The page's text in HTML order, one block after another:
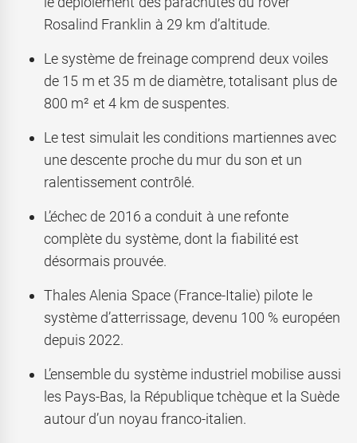
Rosalind Franklin à 29 km d’altitude.
Le système de freinage comprend deux voiles
de 15 m et 35 m de diamètre, totalisant plus de
800 m² et 4 km de suspentes.
Le test simulait les conditions martiennes avec
une descente proche du mur du son et un
ralentissement contrôlé.
L’échec de 2016 a conduit à une refonte
complète du système, dont la fiabilité est
désormais prouvée.
Thales Alenia Space (France-Italie) pilote le
système d’atterrissage, devenu 100 % européen
depuis 2022.
L’ensemble du système industriel mobilise aussi
les Pays-Bas, la République tchèque et la Suède
autour d’un noyau franco-italien.